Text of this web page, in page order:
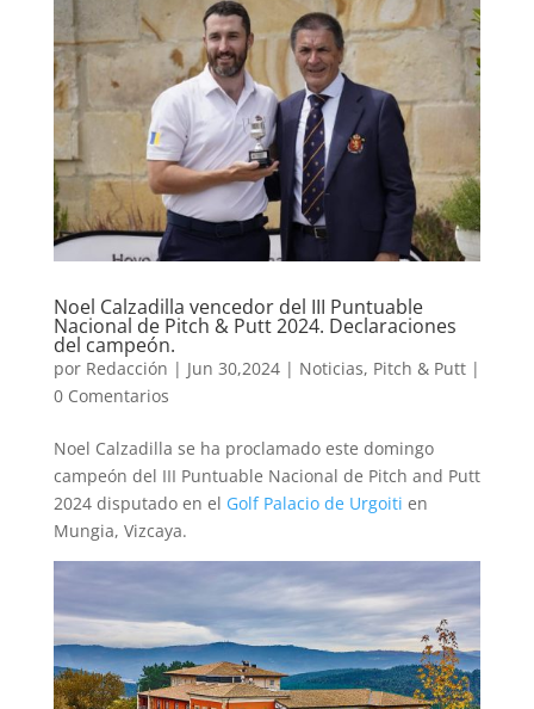
Noel Calzadilla vencedor del III Puntuable
Nacional de Pitch & Putt 2024. Declaraciones
del campeón.
por Redacción | Jun 30,2024| Noticias, Pitch & Putt|
0 Comentarios
Noel Calzadilla se ha proclamado este domingo
campeón del III Puntuable Nacional de Pitch and Putt
2024 disputado en el Golf Palacio de Urgoiti en
Mungia, Vizcaya.